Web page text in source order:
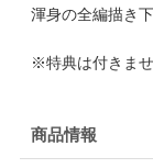
渾身の全編描き
※特典は付きませ
商品情報